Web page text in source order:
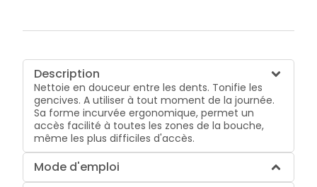
Description
Nettoie en douceur entre les dents. Tonifie les
gencives. A utiliser à tout moment de la journée.
Sa forme incurvée ergonomique, permet un
accès facilité à toutes les zones de la bouche,
même les plus difficiles d'accès.
Mode d'emploi